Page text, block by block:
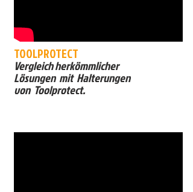
TOOLPROTECT
Vergleich herkömmlicher
Lösungen mit Halterungen
von Toolprotect.